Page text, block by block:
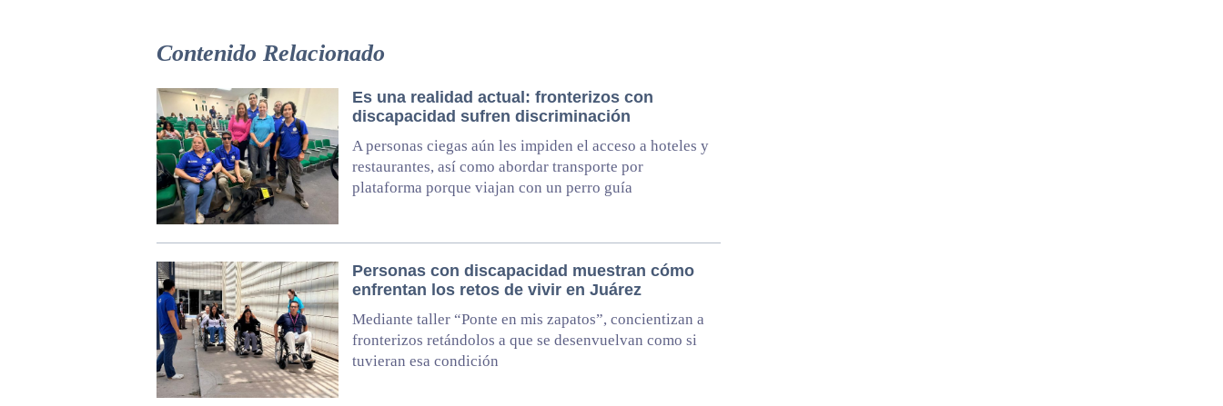
Contenido Relacionado
Es una realidad actual: fronterizos con
discapacidad sufren discriminación
A personas ciegas aún les impiden el acceso a hoteles y
restaurantes, así como abordar transporte por
plataforma porque viajan con un perro guía
Personas con discapacidad muestran cómo
enfrentan los retos de vivir en Juárez
Mediante taller “Ponte en mis zapatos”, concientizan a
fronterizos retándolos a que se desenvuelvan como si
tuvieran esa condición